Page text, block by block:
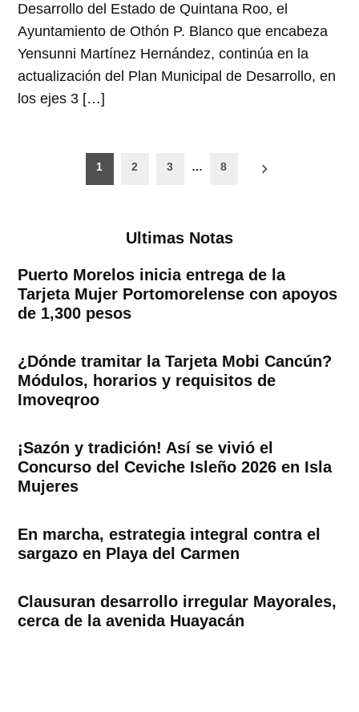
Desarrollo del Estado de Quintana Roo, el
Ayuntamiento de Othón P. Blanco que encabeza
Yensunni Martínez Hernández, continúa en la
actualización del Plan Municipal de Desarrollo, en
los ejes 3 […]
Paginación
1 2 3 … 8
Ultimas Notas
Puerto Morelos inicia entrega de la
Tarjeta Mujer Portomorelense con apoyos
de 1,300 pesos
¿Dónde tramitar la Tarjeta Mobi Cancún?
Módulos, horarios y requisitos de
Imoveqroo
¡Sazón y tradición! Así se vivió el
Concurso del Ceviche Isleño 2026 en Isla
Mujeres
En marcha, estrategia integral contra el
sargazo en Playa del Carmen
Clausuran desarrollo irregular Mayorales,
cerca de la avenida Huayacán